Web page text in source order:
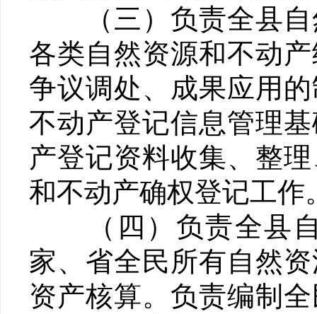
（三）负责全县自
各类自然资源和不动
争议调处、成果应用
不动产登记信息管理
产登记资料收集、整
和不动产确权登记工作
（四）负责全县自
家、省全民所有自然
资产核算。负责编制